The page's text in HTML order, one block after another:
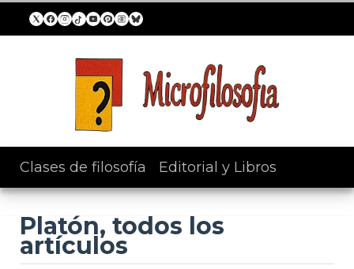
Clases de filosofía Editorial y Libros
Platón, todos los
artículos